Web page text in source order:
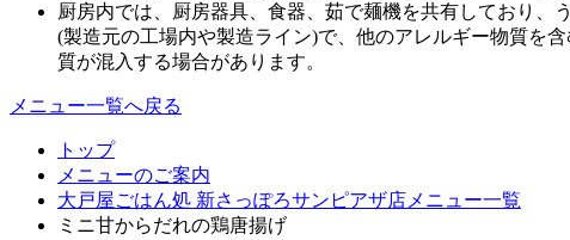
厨房内では、厨房器具、食器、茹で麺機を共有しており
(製造元の工場内や製造ライン)で、他のアレルギー物質を
質が混入する場合があります。
メニュー一覧へ戻る
トップ
メニューのご案内
大戸屋ごはん処 新さっぽろサンピアザ店メニュー一覧
ミニ甘からだれの鶏唐揚げ